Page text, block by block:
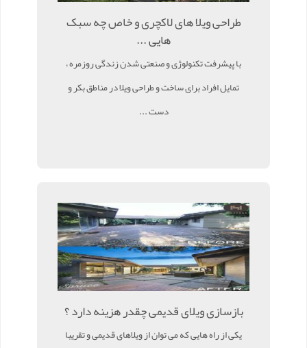
طراحی ویلا های لاکچری و خاص چه سبک
هایی ...
با پیشرفت تکنولوژی و صنعتی شدن زندگی روزمره ،
تمایل افراد برای ساخت و طراحی ویلا در مناطق بکر و
دست ...
بازسازی ویلای قدیمی چقدر هزینه دارد ؟
یکی از راه هایی که می توان از ویلاهای قدیمی و تقریبا